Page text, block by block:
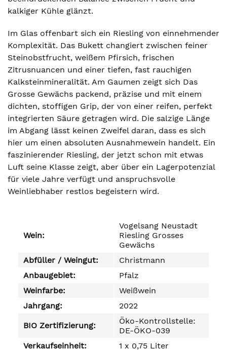
kalkiger Kühle glänzt.
Im Glas offenbart sich ein Riesling von einnehmender
Komplexität. Das Bukett changiert zwischen feiner
Steinobstfrucht, weißem Pfirsich, frischen
Zitrusnuancen und einer tiefen, fast rauchigen
Kalksteinmineralität. Am Gaumen zeigt sich Das
Grosse Gewächs packend, präzise und mit einem
dichten, stoffigen Grip, der von einer reifen, perfekt
integrierten Säure getragen wird. Die salzige Länge
im Abgang lässt keinen Zweifel daran, dass es sich
hier um einen absoluten Ausnahmewein handelt. Ein
faszinierender Riesling, der jetzt schon mit etwas
Luft seine Klasse zeigt, aber über ein Lagerpotenzial
für viele Jahre verfügt und anspruchsvolle
Weinliebhaber restlos begeistern wird.
Wein:
Vogelsang Neustadt
Riesling Grosses
Gewächs
Abfüller / Weingut:
Christmann
Anbaugebiet:
Pfalz
Weinfarbe:
Weißwein
Jahrgang:
2022
BIO Zertifizierung:
Öko-Kontrollstelle:
DE-ÖKO-039
Verkaufseinheit:
1 x 0,75 Liter